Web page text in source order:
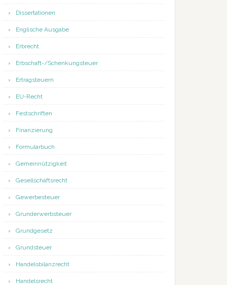
Dissertationen
Englische Ausgabe
Erbrecht
Erbschaft-/Schenkungsteuer
Ertragsteuern
EU-Recht
Festschriften
Finanzierung
Formularbuch
Gemeinnützigkeit
Gesellschaftsrecht
Gewerbesteuer
Grunderwerbsteuer
Grundgesetz
Grundsteuer
Handelsbilanzrecht
Handelsrecht